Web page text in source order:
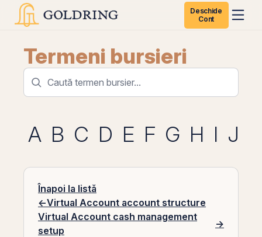
Deschide
Cont
Termeni bursieri
A B C D E F G H I J
Înapoi la listă
←Virtual Account account structure
Virtual Account cash management
setup
→